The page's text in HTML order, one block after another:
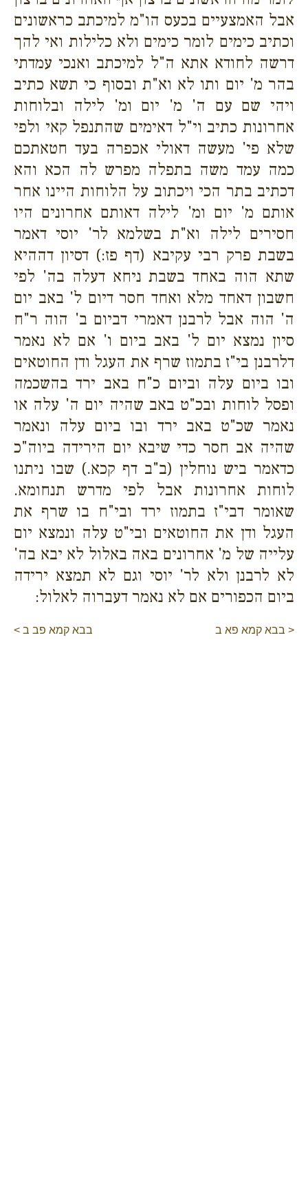
אבל האמצעיים בכעס הו"מ למיכתב כראשונים
וכתיב כימים לומר כימים ולא כלילות ואי להך
דרשה לחודא אתא ה"ל למיכתב ואנכי עמדתי
בהר מ' יום ותו לא וא"ת ובסוף כי תשא כתיב
ויהי שם עם ה' מ' יום ומ' לילה ובלוחות
אחרונות כתיב וי"ל דאימים שהתנפל קאי ולפי
שלא פי' מעשה דאולי אכפרה בעד חטאתכם
כמה עמד משה בתפלה מפרש לה הכא והא
דכתיב בתר הכי ויכתוב על הלוחות היינו אחר
אותם מ' יום ומ' לילה דאותם אחרונים היו
חסירים לילה וא"ת בשלמא לר' יוסי דאמר
בשבת פרק רבי עקיבא (דף פז:) דסיון דההיא
שתא הוה באחד בשבת ניחא דעלה בה' לפי
חשבון דאחד מלא ואחד חסר דיום ל' באב יום
ה' הוה אבל לרבנן דאמרי דביום ב' הוה ר"ח
סיון נמצא יום ל' באב ביום ו' אם לא נאמר
דלרבנן בי"ז בתמוז שרף את העגל ודן החוטאים
ובו ביום עלה וביום כ"ח באב ירד בהשכמה
ופסל לוחות ובכ"ט באב שהיה יום ה' עלה או
נאמר שכ"ט באב ירד ובו ביום עלה ונאמר
שהיה אב חסר כדי שיבא יום הירידה ביוה"כ
כדאמר ביש נוחלין (ב"ב דף קכא.) שבו ניתנו
לוחות אחרונות אבל לפי מדרש תנחומא.
שאומר דבי"ז בתמוז ירד ובי"ח בו שרף את
העגל ודן את החוטאים ובי"ט עלה ונמצא יום
עלייה של מ' אחרונים באה באלול לא יבא בה'
לא לרבנן ולא לר' יוסי וגם לא תמצא ירידה
ביום הכפורים אם לא נאמר דעברוה לאלול:
< בבא קמא פא ב בבא קמא פב ב >